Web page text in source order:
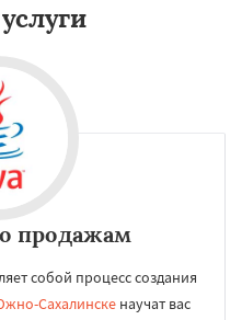
продажам
собой процесс создания
Сахалинскенаучат вас